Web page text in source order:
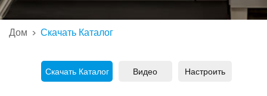
Дом > Скачать Каталог
Скачать Каталог Видео Настроить